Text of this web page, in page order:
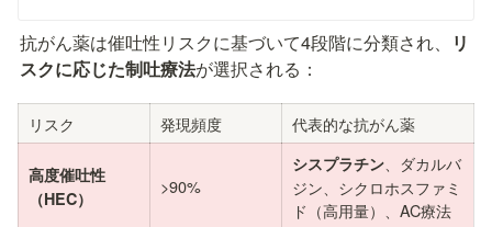
抗がん薬は催吐性リスクに基づいて4段階に分類され、
リ
スクに応じた制吐療法が選択される：
リスク 発現頻度 代表的な抗がん薬
高度催吐性
（HEC）
>90%
シスプラチン 、ダカルバ
ジン、シクロホスファミ
ド（高用量）、AC療法